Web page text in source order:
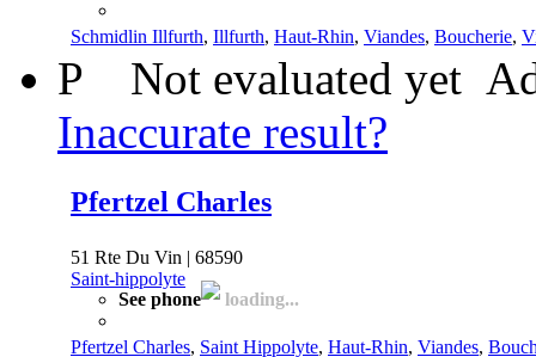
Schmidlin Illfurth, Illfurth, Haut-Rhin, Viandes, Boucherie,
P Not evaluated yet
Inaccurate result?
Pfertzel Charles
51 Rte Du Vin | 68590
Saint-hippolyte
See phone
loading...
Pfertzel Charles, Saint Hippolyte, Haut-Rhin, Viandes,